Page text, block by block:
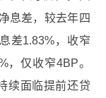
息差，较去年四
差1.83%，收窄
，仅收窄4BP。
续面临提前还贷